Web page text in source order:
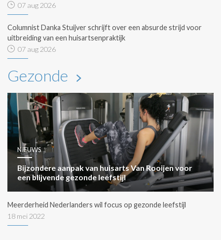
07 aug 2026
Columnist Danka Stuijver schrijft over een absurde strijd voor
uitbreiding van een huisartsenpraktijk
07 aug 2026
Gezonde
NIEUWS
Bijzondere aanpak van huisarts Van Rooijen voor
een blijvende gezonde leefstijl
Meerderheid Nederlanders wil focus op gezonde leefstijl
18 mei 2022